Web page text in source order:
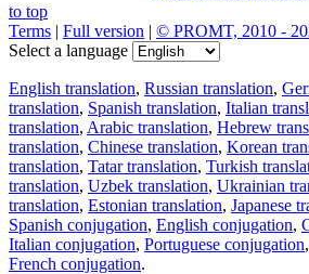
to top
Terms | Full version | © PROMT, 2010 -
Select a language
English translation, Russian translation,
translation, Spanish translation, Italian
translation, Arabic translation, Hebrew
translation, Chinese translation, Korean
translation, Tatar translation, Turkish
translation, Uzbek translation, Ukrainian
translation, Estonian translation, Japanese
Spanish conjugation, English conjugation,
Italian conjugation, Portuguese conjugation,
French conjugation.